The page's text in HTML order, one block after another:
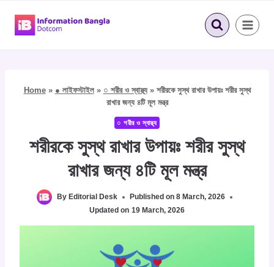
Home» ● লাইফস্টাইল» ○ শরীর ও স্বাস্থ্য» শরীরকে সুস্থ রাখার উপায়ঃ শরীর সুস্থ
রাখার জন্য ৪টি মূল মন্ত্র
○ শরীর ও স্বাস্থ্য
শরীরকে সুস্থ রাখার উপায়ঃ শরীর সুস্থ
রাখার জন্য ৪টি মূল মন্ত্র
By Editorial Desk Published on 8 March, 2026
Updated on 19 March, 2026